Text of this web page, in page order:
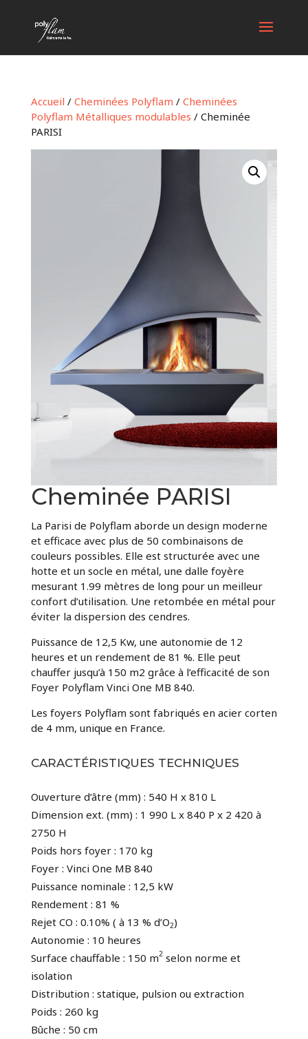
Accueil / Cheminées Polyflam / Cheminées
Polyflam Métalliques modulables / Cheminée
PARISI
Cheminée PARISI
La Parisi de Polyflam aborde un design moderne
et efficace avec plus de 50 combinaisons de
couleurs possibles. Elle est structurée avec une
hotte et un socle en métal, une dalle foyère
mesurant 1.99 mètres de long pour un meilleur
confort d’utilisation. Une retombée en métal pour
éviter la dispersion des cendres.
Puissance de 12,5 Kw, une autonomie de 12
heures et un rendement de 81 %. Elle peut
chauffer jusqu’à 150 m2 grâce à l’efficacité de son
Foyer Polyflam Vinci One MB 840.
Les foyers Polyflam sont fabriqués en acier corten
de 4 mm, unique en France.
CARACTÉRISTIQUES TECHNIQUES
Ouverture d’âtre (mm) : 540 H x 810 L
Dimension ext. (mm) : 1 990 L x 840 P x 2 420 à
2750 H
Poids hors foyer : 170 kg
Foyer : Vinci One MB 840
Puissance nominale : 12,5 kW
Rendement : 81 %
Rejet CO : 0.10% ( à 13 % d’O2)
Autonomie : 10 heures
Surface chauffable : 150 m2selon norme et
isolation
Distribution : statique, pulsion ou extraction
Poids : 260 kg
Bûche : 50 cm